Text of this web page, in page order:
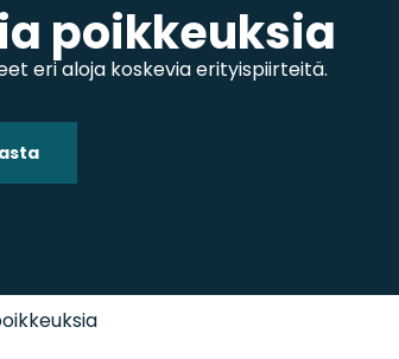
poikkeuksia
eri aloja koskevia erityispiirteitä.